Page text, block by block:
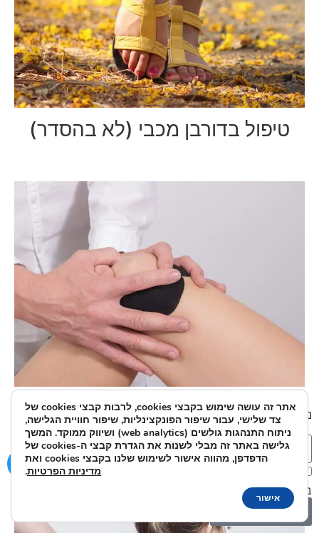
טיפול בדורבן מכבי (לא בהסדר)
פתרון לכאבי ברכיים
נשמח לענות על כל שאלה או בקשה:
אני מאשר/ת את מסירת הפרטים מרצוני החופשי והשימוש
בהם כדי ליצור איתי קשר ואת
שלח
אתר זה עושה שימוש בקבצי cookies, לרבות קבצי cookies של
צד שלישי, עבור שיפור הפונקצינליות, שיפור חוויית הגלישה,
ניתוח התנהגות גולשים (web analytics) ושיווק ממוקד. המשך
גלישה באתר זה מבלי לשנות את הגדרת קבצי ה-cookies של
הדפדפן, מהווה אישור לשימוש שלנו בקבצי cookies ואת
מדיניות הפרטיות.
אישור